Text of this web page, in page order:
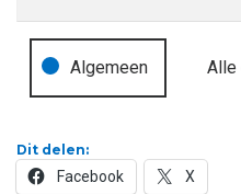
Evenementcategorieën
Algemeen Alle
Dit delen:
Facebook X